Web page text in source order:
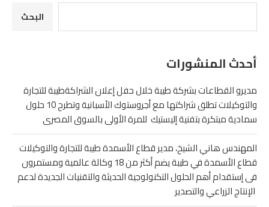
البحث
أحدث المنشورات
مديرو القطاعات بشركة طيبة خلال حفل إعلان الشراكةطيبة للتجارة
والتوكيلات تطلق شراكتها مع أجروستوك الأسبانية وتطرح 10 حلول
سمادية مبتكرة بتفنية إليستيك للمرة الأولى بالسوق المصرى
المهندس هاني الشيخ، مدير قطاع الأسمدة طيبة للتجارة والتوكيلات
قطاع الأسمدة في طيبة يضم أكثر من 18 وكالة عالمية ومستمرون
فى إستقدام أهم الحلول التكنولوجية الحديثة والتقنيات الجديدة لدعم
الإنتاج الزراعي والتصدير